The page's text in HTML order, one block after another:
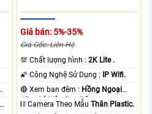
Giá bán: 5%-35%
Giá Gốc: Liên Hệ
💯 Chất lượng hình :2K Lite .
🌠 Công Nghệ Sử Dụng :
IP Wifi.
🔴 Xem ban đêm : Hồng Ngoại
15m Có Màu Ban Ðêm.
⛓ Camera Theo MẫuThân Plastic.